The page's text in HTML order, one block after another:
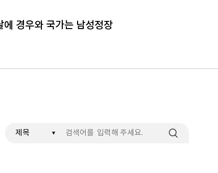
에 경우와 국가는 남성정장
검색